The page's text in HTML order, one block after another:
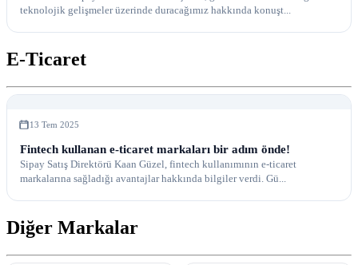
teknolojik gelişmeler üzerinde duracağımız hakkında konuşt...
E-Ticaret
13 Tem 2025
Fintech kullanan e-ticaret markaları bir adım önde!
Sipay Satış Direktörü Kaan Güzel, fintech kullanımının e-ticaret
markalarına sağladığı avantajlar hakkında bilgiler verdi. Gü...
Diğer Markalar